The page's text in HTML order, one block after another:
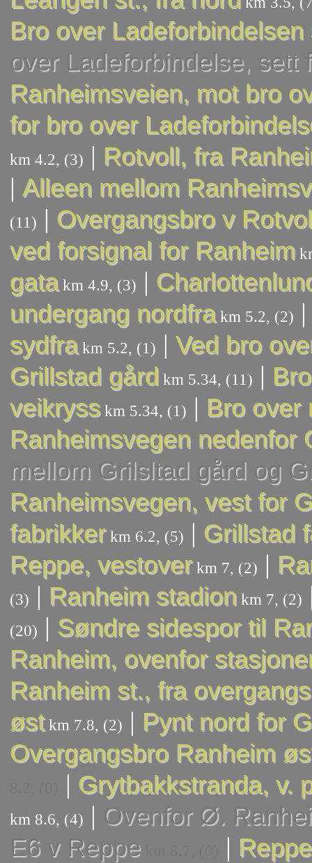
Bro over
over Ladeforbindelse, sett
Ranheimsveien, mot bro
for bro over
km 4.2, (3) | Rotvoll, fra
| Alleen mellom
(11) | Overgangsbro v
ved forsignal for Ranheim
gatakm 4.9, (3) |
undergang nordfrakm 5.2, (2)
sydfrakm 5.2, (1) | Ved bro
Grillstad gård km 5.34, (11) |
veikrysskm 5.34, (1) | Bro over
Ranheimsvegen nedenfor
mellom Grilsltad gård og
Ranheimsvegen, vest for
fabrikkerkm 6.2, (5) | Grillstad
Reppe, vestoverkm 7, (2) |
(3) | Ranheim stadion km 7, (2)
(20) | Søndre sidespor til
Ranheim, ovenfor
Ranheim st., fra
østkm 7.8, (2) | Pynt nord for
Overgangsbro Ranheim
| Grytbakkstranda, v.
km 8.6, (4) | Ovenfor Ø.
E6 v Reppekm 8.7, (0) |